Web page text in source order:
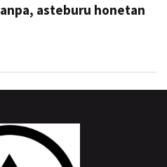
asteburu honetan